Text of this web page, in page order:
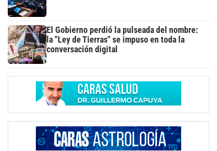
El Gobierno perdió la pulseada del nombre:
la "Ley de Tierras" se impuso en toda la
conversación digital